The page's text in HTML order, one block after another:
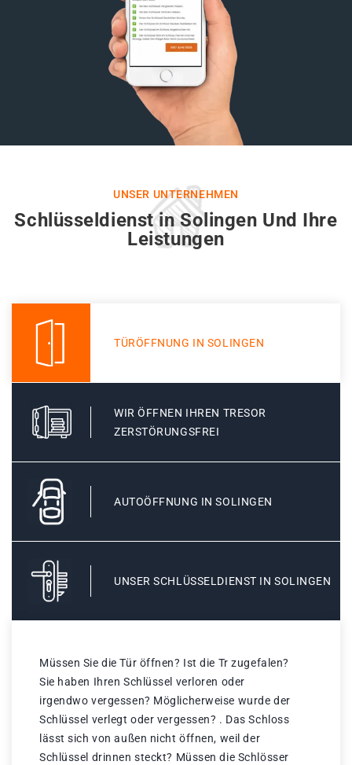
UNSER UNTERNEHMEN
Schlüsseldienst in Solingen Und Ihre
Leistungen
TÜRÖFFNUNG IN SOLINGEN
WIR ÖFFNEN IHREN TRESOR
ZERSTÖRUNGSFREI
AUTOÖFFNUNG IN SOLINGEN
UNSER SCHLÜSSELDIENST IN SOLINGEN
Müssen Sie die Tür öffnen? Ist die Tr zugefalen?
Sie haben Ihren Schlüssel verloren oder
irgendwo vergessen? Möglicherweise wurde der
Schlüssel verlegt oder vergessen? . Das Schloss
lässt sich von außen nicht öffnen, weil der
Schlüssel drinnen steckt? Müssen die Schlösser